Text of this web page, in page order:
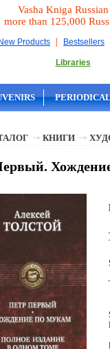
Vasha Kniga
more than 125,000
New Products | Bestsellers
Libraries
КНИГИ